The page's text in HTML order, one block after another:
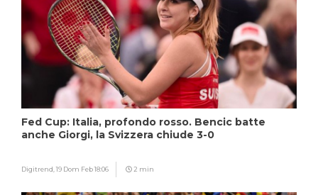
Fed Cup: Italia, profondo rosso. Bencic batte
anche Giorgi, la Svizzera chiude 3-0
Digitrend,19 Dom Feb 18:06 2 min